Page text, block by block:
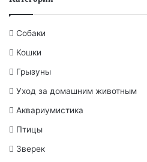
Собаки
Кошки
Грызуны
Уход за домашним животным
Аквариумистика
Птицы
Зверек